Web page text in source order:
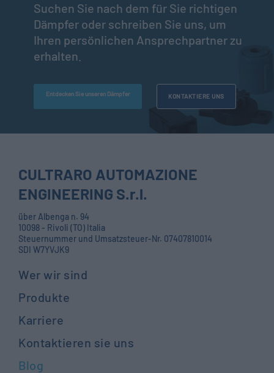
Suchen Sie nach dem für Sie richtigen
Dämpfer oder schreiben Sie uns, um
Ihren persönlichen Ansprechpartner zu
erhalten.
Entdecken Sie unseren Dämpfer KONTAKTIERE UNS
CULTRARO AUTOMAZIONE
ENGINEERING S.r.l.
über Albenga n. 94
10098 - Rivoli (TO) Italia
Steuernummer und Umsatzsteuer-Nr. 07407810014
SDI W7YVJK9
Wer wir sind
Produkte
Karriere
Kontaktieren sie uns
Blog